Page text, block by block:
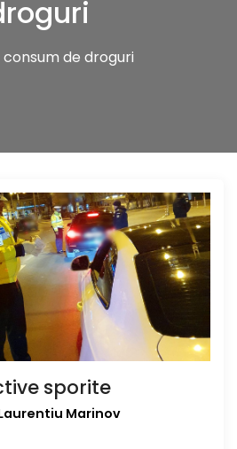
consum de droguri
sporite
Marinov